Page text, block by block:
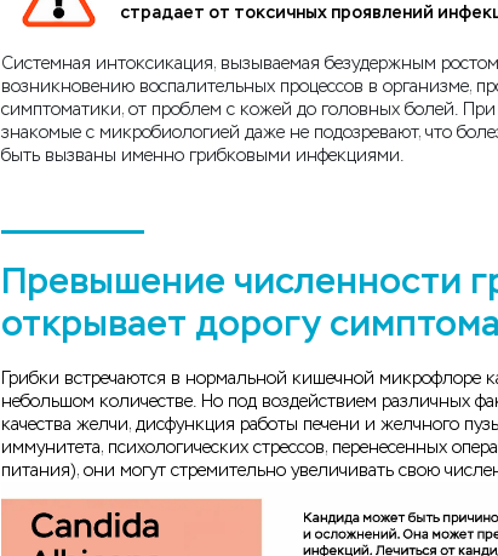
страдает от токсичных проявлений
Системная интоксикация, вызываемая безудержным
возникновению воспалительных процессов в организме,
симптоматики, от проблем с кожей до головных болей.
знакомые с микробиологией даже не подозревают, что
быть вызваны именно грибковыми инфекциями.
Превышение численности
открывает дорогу
Грибки встречаются в нормальной кишечной микрофлоре
небольшом количестве. Но под воздействием различных
качества желчи, дисфункция работы печени и желчного
иммунитета, психологических стрессов, перенесенных
питания), они могут стремительно увеличивать свою